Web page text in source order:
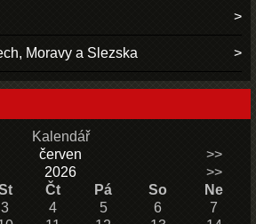
Moravy a Slezska
Kalendář
červen
>>
2026
>>
Čt Pá So
Ne
3 4 5 6
7